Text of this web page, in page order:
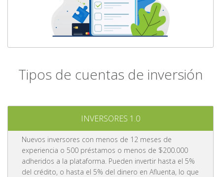
Tipos de cuentas de inversión
INVERSORES 1.0
Nuevos inversores con menos de 12 meses de
experiencia o 500 préstamos o menos de $200.000
adheridos a la plataforma. Pueden invertir hasta el 5%
del crédito, o hasta el 5% del dinero en Afluenta, lo que